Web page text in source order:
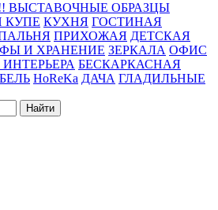
ВЫСТАВОЧНЫЕ ОБРАЗЦЫ
КУПЕ КУХНЯ ГОСТИНАЯ
ПРИХОЖАЯ ДЕТСКАЯ
И ХРАНЕНИЕ ЗЕРКАЛА ОФИС
БЕСКАРКАСНАЯ
HoReKa ДАЧА ГЛАДИЛЬНЫЕ
Найти